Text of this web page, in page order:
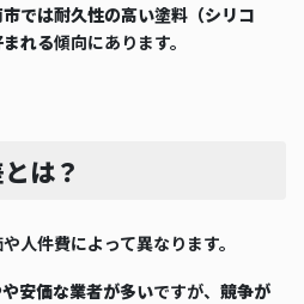
市では耐久性の高い塗料（シリコ
れる傾向にあります。
は？
人件費によって異なります。
安価な業者が多いですが、 競争が